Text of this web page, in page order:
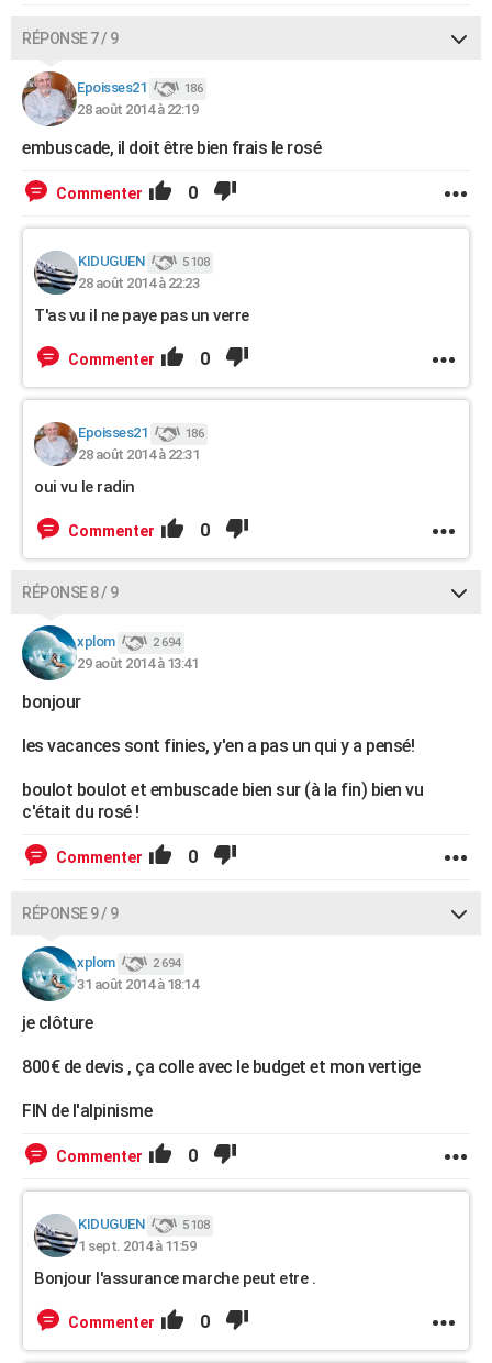
RÉPONSE 7 / 9
Epoisses21 186
28 août 2014 à 22:19
embuscade, il doit être bien frais le rosé
Commenter 0
KIDUGUEN 5 108
28 août 2014 à 22:23
T'as vu il ne paye pas un verre
Commenter 0
Epoisses21 186
28 août 2014 à 22:31
oui vu le radin
Commenter 0
RÉPONSE 8 / 9
xplom 2 694
29 août 2014 à 13:41
bonjour
les vacances sont finies, y'en a pas un qui y a pensé!
boulot boulot et embuscade bien sur (à la fin) bien vu
c'était du rosé !
Commenter 0
RÉPONSE 9 / 9
xplom 2 694
31 août 2014 à 18:14
je clôture
800€ de devis , ça colle avec le budget et mon vertige
FIN de l'alpinisme
Commenter 0
KIDUGUEN 5 108
1 sept. 2014 à 11:59
Bonjour l'assurance marche peut etre .
Commenter 0